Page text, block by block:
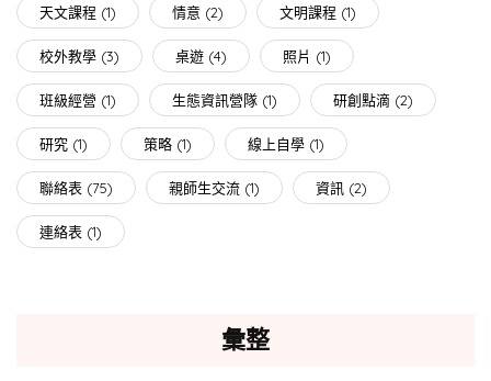
天文課程 (1) 情意 (2) 文明課程 (1)
校外教學 (3) 桌遊 (4) 照片 (1)
班級經營 (1) 生態資訊營隊 (1) 研創點滴 (2)
研究 (1) 策略 (1) 線上自學 (1)
聯絡表 (75) 親師生交流 (1) 資訊 (2)
連絡表 (1)
彙整